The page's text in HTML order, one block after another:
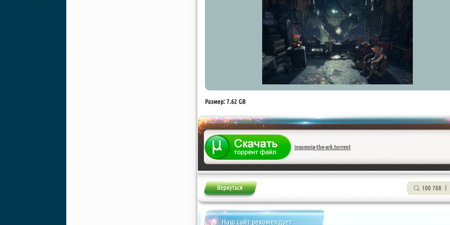
Размер: 7.62 GB
insomnia-the-ark.torrent
100 708
Наш сайт рекомендует